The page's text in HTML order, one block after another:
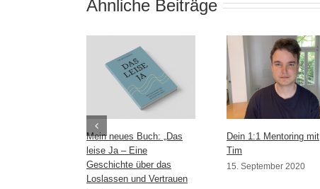
Ähnliche Beiträge
Mein neues Buch: „Das
leise Ja – Eine
Geschichte über das
Loslassen und Vertrauen
Dein 1:1 Mentoring mit
Tim
15. September 2020